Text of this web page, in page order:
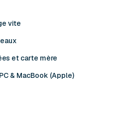
vite
et carte mère
& MacBook (Apple)